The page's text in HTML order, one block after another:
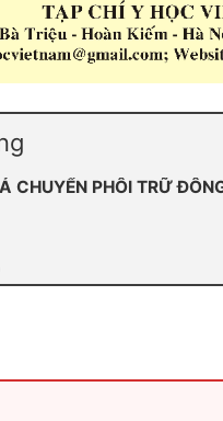
CHUYỂN PHÔI TRỮ